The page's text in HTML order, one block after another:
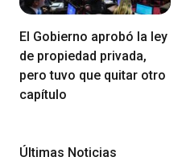
El Gobierno aprobó la ley
de propiedad privada,
pero tuvo que quitar otro
capítulo
Últimas Noticias